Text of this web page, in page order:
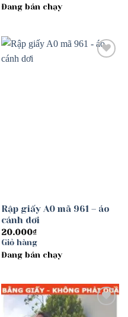
Đang bán chạy
Rập giấy A0 mã 961 – áo
cánh dơi
20.000₫
Giỏ hàng
Đang bán chạy